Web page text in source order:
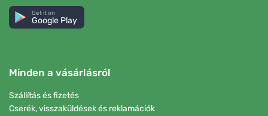
Get it on
Google Play
Minden a vásárlásról
Szállítás és fizetés
Cserék, visszaküldések és reklamációk